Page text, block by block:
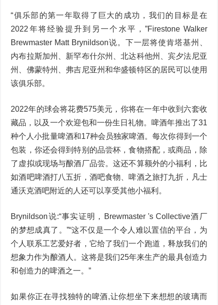
“俱乐部的第一年取得了巨大的成功，我们的目标是在
2022年将经验提升到另一个水平，”Firestone Walker
Brewmaster Matt Brynildson说。下一层将使肯塔基州、
内布拉斯加州、新罕布什尔州、北达科他州、宾夕法尼亚
州、佛蒙特州、弗吉尼亚州和华盛顿特区的居民可以使用
该俱乐部。
2022年的球会将花费575美元，你将在一年中收到六套收
藏品，以及一个欢迎包和一份生日礼物。啤酒年推出了31
种个人小批量啤酒和17种会员独家啤酒。每次你得到一个
包装，你还会得到特别的品尝杯，食物搭配，或商品，除
了虚拟或现场与酿酒厂品尝。这还不算额外的小福利，比
如酒吧啤酒打八五折，酒吧食物、啤酒之旅打九折，凡士
通沃克酒吧附近的人还可以享受其他小福利。
Brynildson说:“事实证明，Brewmaster 's Collective酒厂
的梦想成真了。”“这不仅是一个令人难以置信的平台，为
个人联系工艺爱好者，它给了我们一个跑道，释放我们的
想象力作为酿酒人。这将是我们25年来生产的最具创造力
和创造力的啤酒之一。”
如果你正在寻找独特的啤酒,让你想坐下来想想的玻璃而